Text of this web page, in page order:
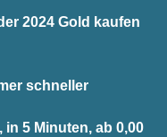
2024 Gold kaufen
schneller
5 Minuten, ab 0,00